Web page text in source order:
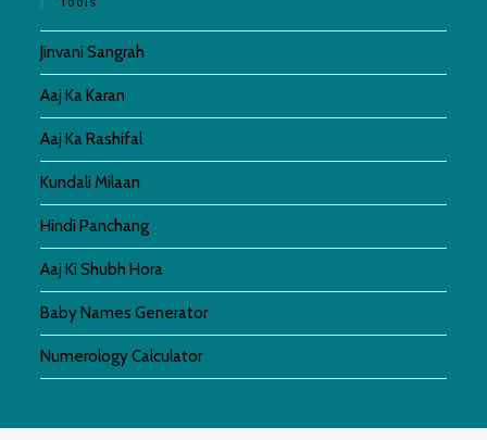
Jinvani Sangrah
Aaj Ka Karan
Aaj Ka Rashifal
Kundali Milaan
Hindi Panchang
Aaj Ki Shubh Hora
Baby Names Generator
Numerology Calculator